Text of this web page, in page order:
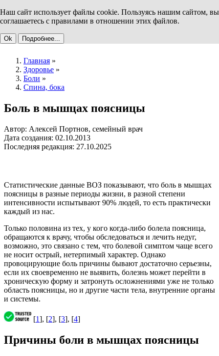
Наш сайт использует файлы cookie. Пользуясь нашим сайтом, вы
соглашаетесь с правилами в отношении этих файлов.
Ok Подробнее...
Главная »
Здоровье »
Боли »
Спина, бока
Боль в мышцах поясницы
Автор: Алексей Портнов, семейный врач
Дата создания: 02.10.2013
Последняя редакция: 27.10.2025
Статистические данные ВОЗ показывают, что боль в мышцах
поясницы в разные периоды жизни, в разной степени
интенсивности испытывают 90% людей, то есть практически
каждый из нас.
Только половина из тех, у кого когда-либо болела поясница,
обращаются к врачу, чтобы обследоваться и лечить недуг,
возможно, это связано с тем, что болевой симптом чаще всего
не носит острый, нетерпимый характер. Однако
провоцирующие боль причины бывают достаточно серьезны,
если их своевременно не выявить, болезнь может перейти в
хроническую форму и затронуть осложнениями уже не только
область поясницы, но и другие части тела, внутренние органы
и системы.
[1], [2], [3], [4]
Причины боли в мышцах поясницы